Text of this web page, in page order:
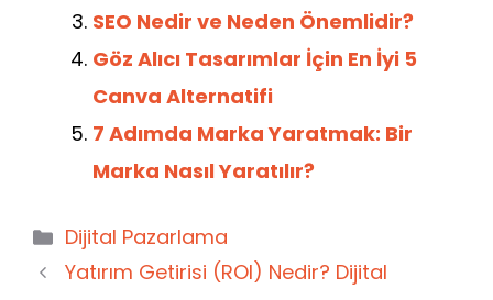
SEO Nedir ve Neden Önemlidir?
Göz Alıcı Tasarımlar İçin En İyi 5
Canva Alternatifi
7 Adımda Marka Yaratmak: Bir
Marka Nasıl Yaratılır?
Kategoriler
Dijital Pazarlama
Yatırım Getirisi (ROI) Nedir? Dijital